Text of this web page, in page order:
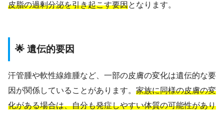
皮脂の過剰分泌を引き起こす要因となります。
🌟 遺伝的要因
汗管腫や軟性線維腫など、一部の皮膚の変化は遺伝的な要
因が関係していることがあります。 家族に同様の皮膚の変
化がある場合は、自分も発症しやすい体質の可能性があり